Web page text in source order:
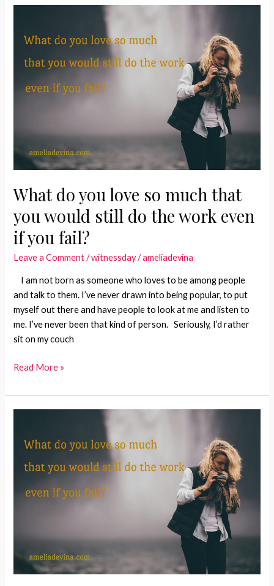
finish
What do you love so much that
you would still do the work even
if you fail?
Leave a Comment /witnessday/ameliadevina
I am not born as someone who loves to be among people
and talk to them. I’ve never drawn into being popular, to put
myself out there and have people to look at me and listen to
me. I’ve never been that kind of person. Seriously, I’d rather
sit on my couch
What
you
love
much
you
still
even
if
Read More »